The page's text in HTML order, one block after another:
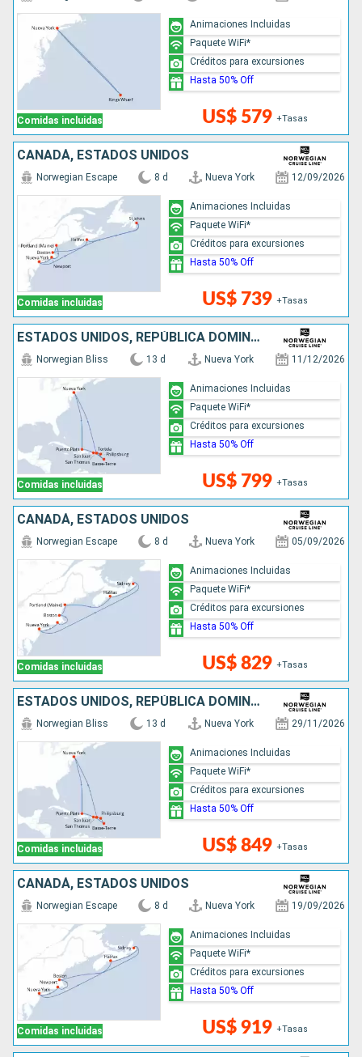
Comidas incluidas US$ 579 +Tasas
Animaciones Incluidas
Paquete WiFi*
Créditos para excursiones
Hasta 50% Off
CANADÁ, ESTADOS UNIDOS
Comidas incluidas
Norwegian Escape 8 d Nueva York 12/09/2026
US$ 739 +Tasas
Animaciones Incluidas
Paquete WiFi*
Créditos para excursiones
Hasta 50% Off
ESTADOS UNIDOS, REPÚBLICA DOMINICANA, PUERTO RICO, SAN MARTÍN
Comidas incluidas
Norwegian Bliss 13 d Nueva York 11/12/2026
US$ 799 +Tasas
Animaciones Incluidas
Paquete WiFi*
Créditos para excursiones
Hasta 50% Off
CANADÁ, ESTADOS UNIDOS
Comidas incluidas
Norwegian Escape 8 d Nueva York 05/09/2026
US$ 829 +Tasas
Animaciones Incluidas
Paquete WiFi*
Créditos para excursiones
Hasta 50% Off
ESTADOS UNIDOS, REPÚBLICA DOMINICANA, PUERTO RICO, SAN MARTÍN
Comidas incluidas
Norwegian Bliss 13 d Nueva York 29/11/2026
US$ 849 +Tasas
Animaciones Incluidas
Paquete WiFi*
Créditos para excursiones
Hasta 50% Off
CANADÁ, ESTADOS UNIDOS
Comidas incluidas
Norwegian Escape 8 d Nueva York 19/09/2026
US$ 919 +Tasas
Animaciones Incluidas
Paquete WiFi*
Créditos para excursiones
Hasta 50% Off